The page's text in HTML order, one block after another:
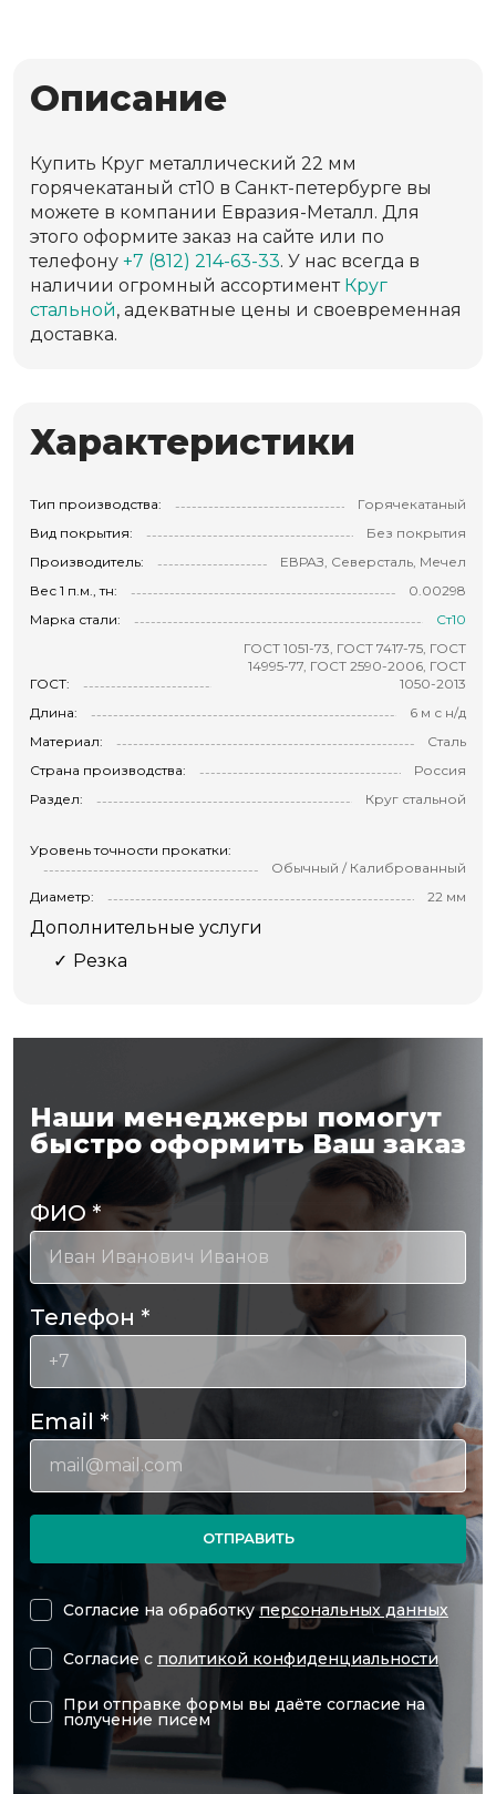
Описание
Купить Круг металлический 22 мм
горячекатаный ст10 в Санкт-петербурге вы
можете в компании Евразия-Металл. Для
этого оформите заказ на сайте или по
телефону +7 (812) 214-63-33. У нас всегда в
наличии огромный ассортимент Круг
стальной, адекватные цены и своевременная
доставка.
Характеристики
Тип производства:
Горячекатаный
Вид покрытия:
Без покрытия
Производитель:
ЕВРАЗ, Северсталь, Мечел
Вес 1 п.м., тн:
0.00298
Марка стали:
Ст10
ГОСТ:
ГОСТ 1051-73, ГОСТ 7417-75, ГОСТ
14995-77, ГОСТ 2590-2006, ГОСТ
1050-2013
Длина:
6 м с н/д
Материал:
Сталь
Страна производства:
Россия
Раздел:
Круг стальной
Уровень точности прокатки:
Обычный / Калиброванный
Диаметр:
22 мм
Дополнительные услуги
Резка
Наши менеджеры помогут
быстро оформить Ваш заказ
ФИО*
Телефон *
Email *
ОТПРАВИТЬ
Согласие на обработкуперсональных данных
Согласие с политикой конфиденциальности
При отправке формы вы даёте согласие на
получение писем